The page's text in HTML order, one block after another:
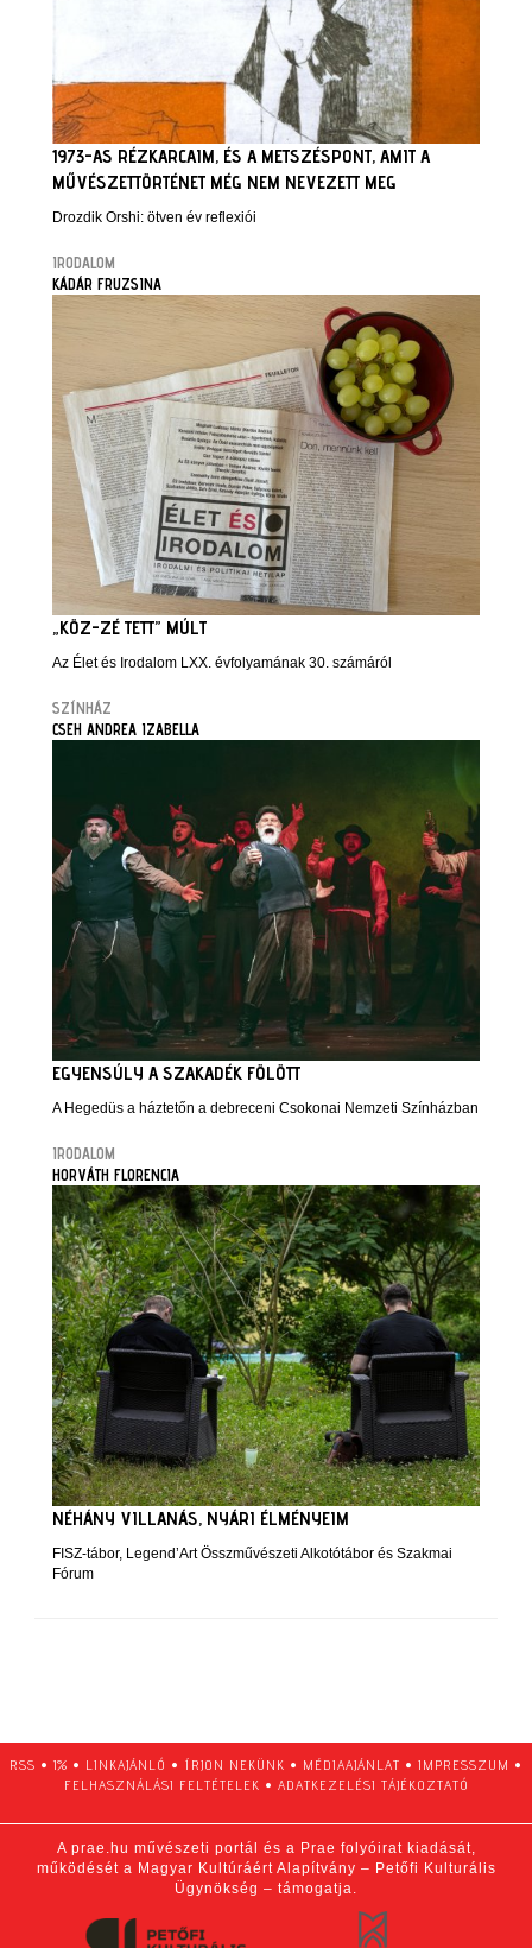
1973-AS RÉZKARCAIM, ÉS A METSZÉSPONT, AMIT A
MŰVÉSZETTÖRTÉNET MÉG NEM NEVEZETT MEG
Drozdik Orshi: ötven év reflexiói
IRODALOM
KÁDÁR FRUZSINA
„KÖZ-ZÉ TETT” MÚLT
Az Élet és Irodalom LXX. évfolyamának 30. számáról
SZÍNHÁZ
CSEH ANDREA IZABELLA
EGYENSÚLY A SZAKADÉK FÖLÖTT
A Hegedüs a háztetőn a debreceni Csokonai Nemzeti Színházban
IRODALOM
HORVÁTH FLORENCIA
NÉHÁNY VILLANÁS, NYÁRI ÉLMÉNYEIM
FISZ-tábor, Legend’Art Összművészeti Alkotótábor és Szakmai
Fórum
RSS • 1% • LINKAJÁNLÓ • ÍRJON NEKÜNK • MÉDIAAJÁNLAT • IMPRESSZUM •
FELHASZNÁLÁSI FELTÉTELEK • ADATKEZELÉSI TÁJÉKOZTATÓ
A prae.hu művészeti portál és a Prae folyóirat kiadását,
működését a Magyar Kultúráért Alapítvány – Petőfi Kulturális
Ügynökség – támogatja.